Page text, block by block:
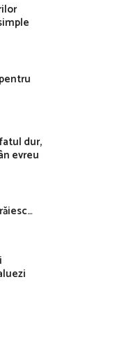
dur,
evreu